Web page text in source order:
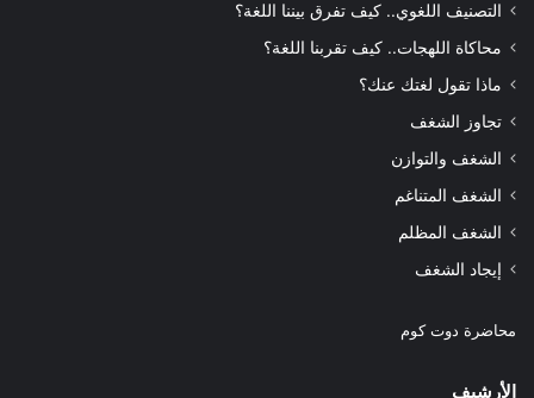
التصنيف اللغوي.. كيف تفرق بيننا اللغة؟
محاكاة اللهجات.. كيف تقربنا اللغة؟
ماذا تقول لغتك عنك؟
تجاوز الشغف
الشغف والتوازن
الشغف المتناغم
الشغف المظلم
إيجاد الشغف
محاضرة دوت كوم
الأرشيف